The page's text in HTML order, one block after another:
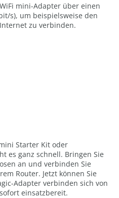
mini-Adapter über einen
s), um beispielsweise den
zu verbinden.
Starter Kit oder
es ganz schnell. Bringen Sie
an und verbinden Sie
Router. Jetzt können Sie
Adapter verbinden sich von
einsatzbereit.